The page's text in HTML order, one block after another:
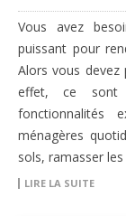
Vous avez
puissant pour
Alors vous devez
effet, ce sont
fonctionnalités
ménagères
sols, ramasser
LIRE LA SUITE